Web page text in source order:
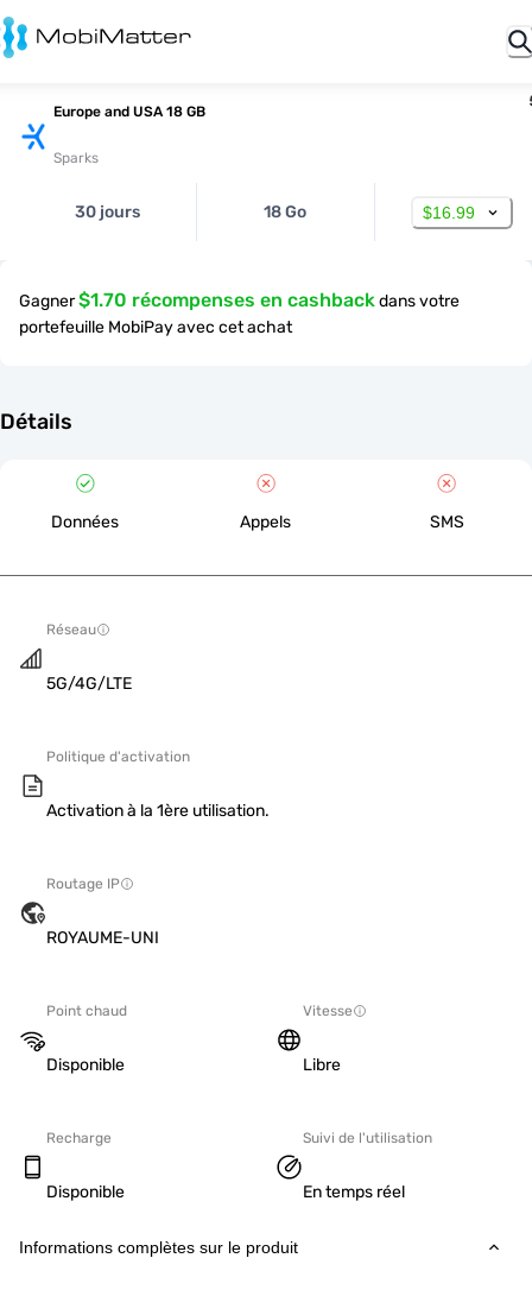
Europe and USA 18 GB
Sparks
30 jours 18 Go $16.99
Gagner$1.70 récompenses en cashbackdans votre
portefeuille MobiPay avec cet achat
Détails
Données Appels SMS
Réseau
5G/4G/LTE
Politique d'activation
Activation à la 1ère utilisation.
Routage IP
ROYAUME-UNI
Point chaud
Disponible
Vitesse
Libre
Recharge
Disponible
Suivi de l'utilisation
En temps réel
Informations complètes sur le produit